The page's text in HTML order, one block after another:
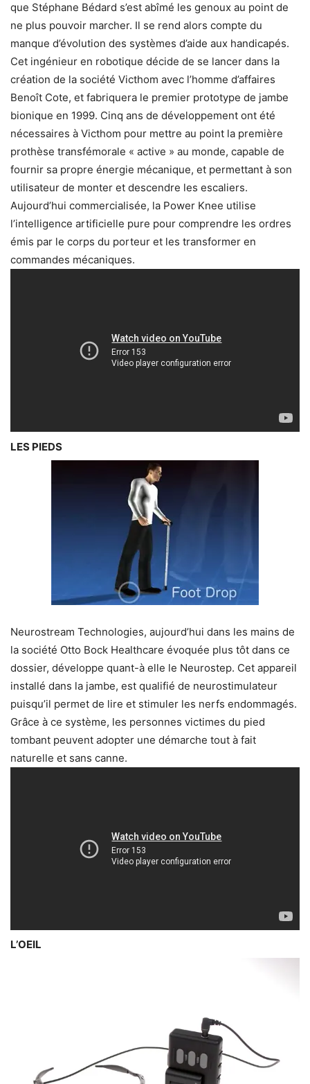
que Stéphane Bédard s’est abîmé les genoux au point de
ne plus pouvoir marcher. Il se rend alors compte du
manque d’évolution des systèmes d’aide aux handicapés.
Cet ingénieur en robotique décide de se lancer dans la
création de la société Victhom avec l’homme d’affaires
Benoît Cote, et fabriquera le premier prototype de jambe
bionique en 1999. Cinq ans de développement ont été
nécessaires à Victhom pour mettre au point la première
prothèse transfémorale « active » au monde, capable de
fournir sa propre énergie mécanique, et permettant à son
utilisateur de monter et descendre les escaliers.
Aujourd’hui commercialisée, la Power Knee utilise
l’intelligence artificielle pure pour comprendre les ordres
émis par le corps du porteur et les transformer en
commandes mécaniques.
LES PIEDS
Neurostream Technologies, aujourd’hui dans les mains de
la société Otto Bock Healthcare évoquée plus tôt dans ce
dossier, développe quant-à elle le Neurostep. Cet appareil
installé dans la jambe, est qualifié de neurostimulateur
puisqu’il permet de lire et stimuler les nerfs endommagés.
Grâce à ce système, les personnes victimes du pied
tombant peuvent adopter une démarche tout à fait
naturelle et sans canne.
L’OEIL